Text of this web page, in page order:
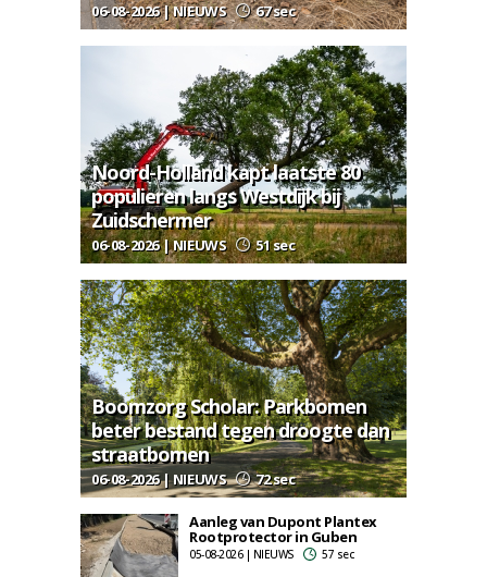
06-08-2026 | NIEUWS 67 sec
Noord-Holland kapt laatste 80
populieren langs Westdijk bij
Zuidschermer
06-08-2026 | NIEUWS 51 sec
Boomzorg Scholar: Parkbomen
beter bestand tegen droogte dan
straatbomen
06-08-2026 | NIEUWS 72 sec
Aanleg van Dupont Plantex
Rootprotector in Guben
05-08-2026 | NIEUWS 57 sec